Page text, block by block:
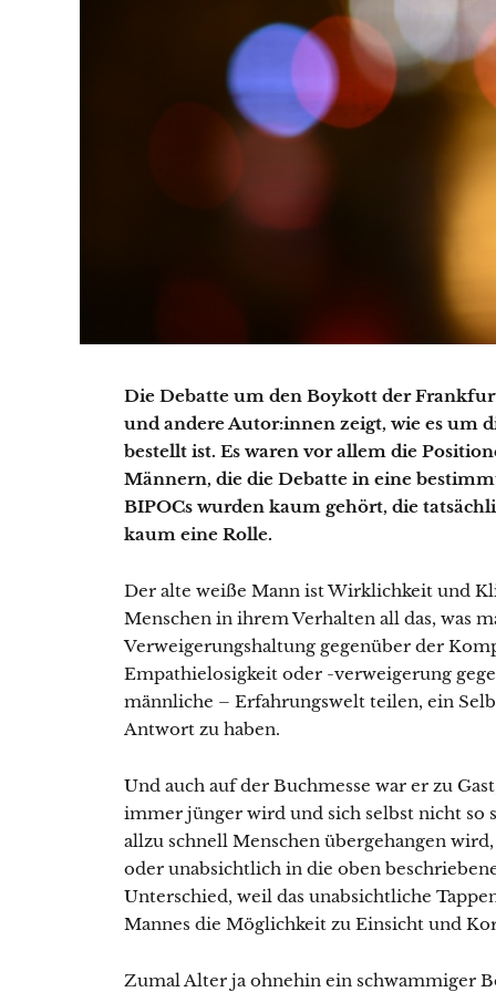
Die Debatte um den Boykott der
und andere Autor:innen zeigt, wie es um
bestellt ist. Es waren vor allem die
Männern, die die Debatte in eine
BIPOCs wurden kaum gehört, die
kaum eine Rolle.
Der alte weiße Mann ist Wirklichkeit und
Menschen in ihrem Verhalten all das, was
Verweigerungshaltung gegenüber der
Empathielosigkeit oder -verweigerung
männliche – Erfahrungswelt teilen, ein
Antwort zu haben.
Und auch auf der Buchmesse war er zu
immer jünger wird und sich selbst nicht so
allzu schnell Menschen übergehangen
oder unabsichtlich in die oben
Unterschied, weil das unabsichtliche
Mannes die Möglichkeit zu Einsicht und
Zumal Alter ja ohnehin ein schwammiger